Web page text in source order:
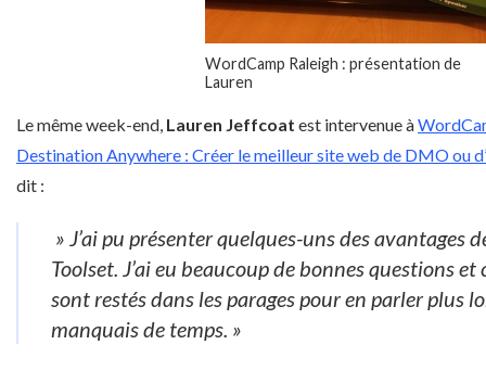
WordCamp Raleigh : présentation de
Lauren
Le même week-end, Lauren Jeffcoat est intervenue à
Destination Anywhere : Créer le meilleur site web de DMO ou
dit :
» J’ai pu présenter quelques-uns des avantages
Toolset. J’ai eu beaucoup de bonnes questions
sont restés dans les parages pour en parler plus
manquais de temps. »